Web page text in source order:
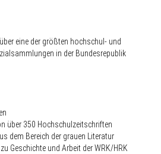
eine der größten hochschul- und
in der Bundesrepublik
über 350 Hochschulzeitschriften
dem Bereich der grauen Literatur
Geschichte und Arbeit der WRK/HRK